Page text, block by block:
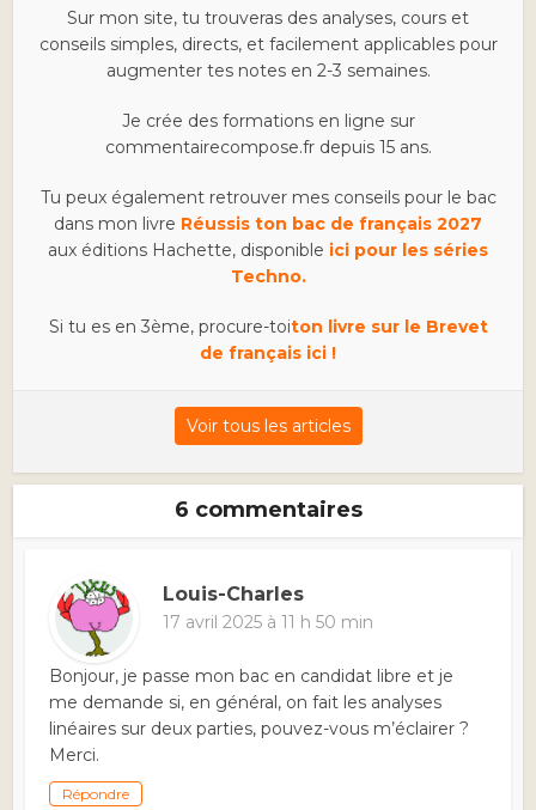
Sur mon site, tu trouveras des analyses, cours et
conseils simples, directs, et facilement applicables pour
augmenter tes notes en 2-3 semaines.
Je crée des formations en ligne sur
commentairecompose.fr depuis 15 ans.
Tu peux également retrouver mes conseils pour le bac
dans mon livre Réussis ton bac de français 2027
aux éditions Hachette, disponible ici pour les séries
Techno.
Si tu es en 3ème, procure-toiton livre sur le Brevet
de français ici !
Voir tous les articles
6 commentaires
Louis-Charles
17 avril 2025 à 11 h 50 min
Bonjour, je passe mon bac en candidat libre et je
me demande si, en général, on fait les analyses
linéaires sur deux parties, pouvez-vous m’éclairer ?
Merci.
Répondre